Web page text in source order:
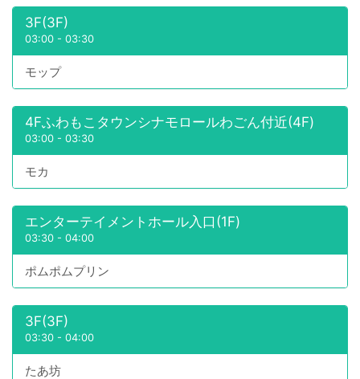
3F(3F)
03:00 - 03:30
モップ
4Fふわもこタウンシナモロールわごん付近(4F)
03:00 - 03:30
モカ
エンターテイメントホール入口(1F)
03:30 - 04:00
ポムポムプリン
3F(3F)
03:30 - 04:00
たあ坊